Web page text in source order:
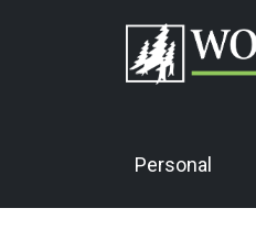
Personal